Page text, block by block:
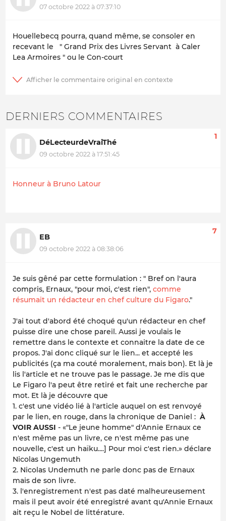
07 octobre 2022 à 07:37:10
Houellebecq pourra, quand même, se consoler en
recevant le " Grand Prix des Livres Servant à Caler
Lea Armoires " ou le Con-court
DERNIERS COMMENTAIRES
DéLecteurdeVraiThé
09 octobre 2022 à 17:51:45
1
Honneur à Bruno Latour
EB
09 octobre 2022 à 08:38:06
7
Je suis gêné par cette formulation : " Bref on l'aura
compris, Ernaux, "pour moi, c'est rien", comme
résumait un rédacteur en chef culture du Figaro."
J'ai tout d'abord été choqué qu'un rédacteur en chef
puisse dire une chose pareil. Aussi je voulais le
remettre dans le contexte et connaitre la date de ce
propos. J'ai donc cliqué sur le lien... et accepté les
publicités (ça ma couté moralement, mais bon). Et là je
lis l'article et ne trouve pas le passage. Je me dis que
Le Figaro l'a peut être retiré et fait une recherche par
mot. Et là je découvre que
1. c'est une vidéo lié à l'article auquel on est renvoyé
par le lien, en rouge, dans la chronique de Daniel : À
VOIR AUSSI - «"Le jeune homme" d'Annie Ernaux ce
n'est même pas un livre, ce n'est même pas une
nouvelle, c'est un haïku....] Pour moi c'est rien.» déclare
Nicolas Ungemuth
2. Nicolas Undemuth ne parle donc pas de Ernaux
mais de son livre.
3. l'enregistrement n'est pas daté malheureusement
mais il peut avoir été enregistré avant qu'Annie Ernaux
ait reçu le Nobel de littérature.